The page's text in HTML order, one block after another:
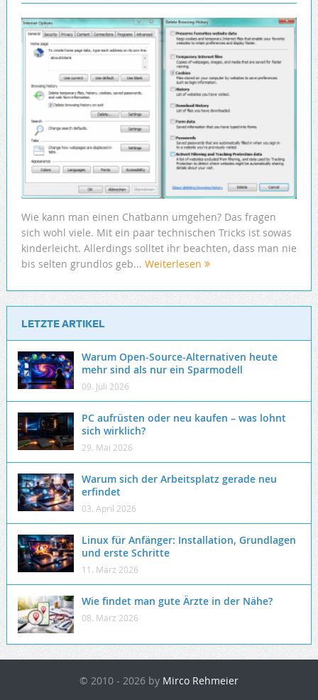
Wie kann man einen Chatbann umgehen? Das fragen
sich wohl viele. Mit ein paar technischen Tricks ist sowas
kinderleicht. Allerdings solltet ihr beachten, dass man nie
bis selten grundlos geb... Weiterlesen
LETZTE ARTIKEL
Warum Open-Source-Alternativen heute
mehr sind als nur ein Sparmodell
09. Juli 2026
PC aufrüsten oder neu kaufen – was lohnt
sich wirklich?
29. Mai 2026
Warum sich der Arbeitsplatz gerade neu
erfindet
03. April 2026
Linux für Anfänger: Installation, Grundlagen
und erste Schritte
11. März 2026
Wie findet man gute Ärzte in der Nähe?
08. März 2026
© 2010 - 2026 by Mirco Rehmeier